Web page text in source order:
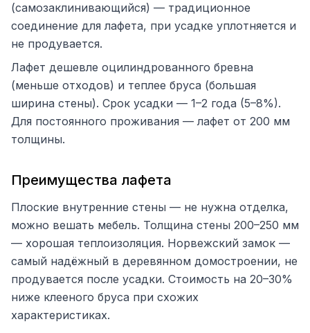
(самозаклинивающийся) — традиционное
соединение для лафета, при усадке уплотняется и
не продувается.
Лафет дешевле оцилиндрованного бревна
(меньше отходов) и теплее бруса (большая
ширина стены). Срок усадки — 1–2 года (5–8%).
Для постоянного проживания — лафет от 200 мм
толщины.
Преимущества лафета
Плоские внутренние стены — не нужна отделка,
можно вешать мебель. Толщина стены 200–250 мм
— хорошая теплоизоляция. Норвежский замок —
самый надёжный в деревянном домостроении, не
продувается после усадки. Стоимость на 20–30%
ниже клееного бруса при схожих
характеристиках.